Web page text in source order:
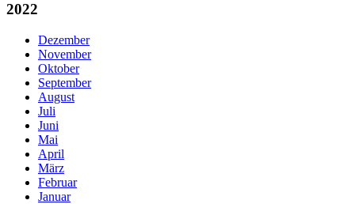
2022
Dezember
November
Oktober
September
August
Juli
Juni
Mai
April
März
Februar
Januar